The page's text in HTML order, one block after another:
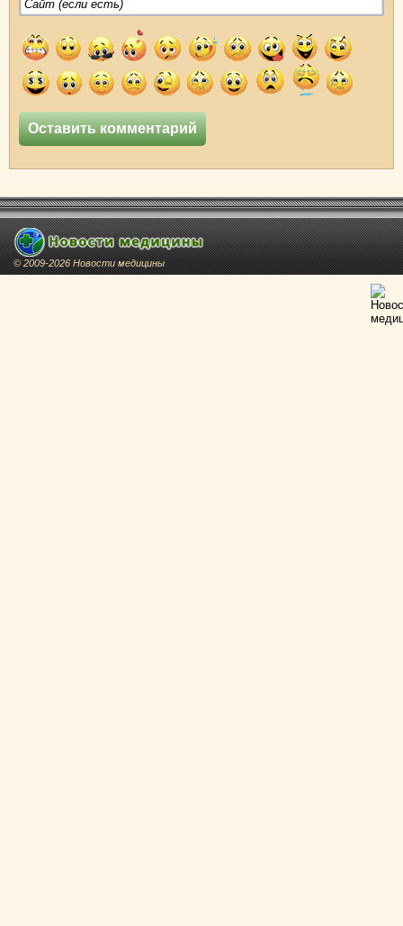
© 2009-2026 Новости медицины